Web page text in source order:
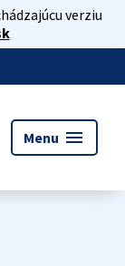
verziu
Menu menu